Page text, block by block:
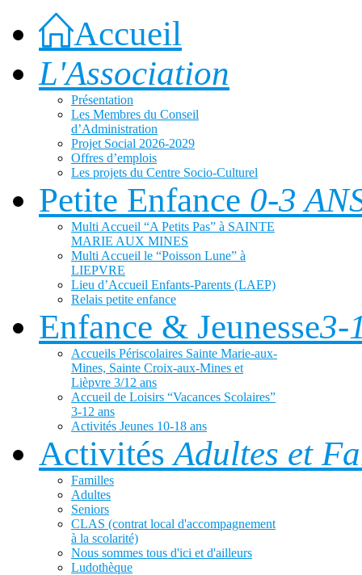
Accueil
L'Association
Présentation
Les Membres du Conseil
d’Administration
Projet Social 2026-2029
Offres d’emplois
Les projets du Centre Socio-Culturel
Petite Enfance 0-3
Multi Accueil “A Petits Pas” à SAINTE
MARIE AUX MINES
Multi Accueil le “Poisson Lune” à
LIEPVRE
Lieu d’Accueil Enfants-Parents (LAEP)
Relais petite enfance
Enfance & Jeunesse3-
Accueils Périscolaires Sainte Marie-aux-
Mines, Sainte Croix-aux-Mines et
Lièpvre 3/12 ans
Accueil de Loisirs “Vacances Scolaires”
3-12 ans
Activités Jeunes 10-18 ans
ActivitésAdultes et
Familles
Adultes
Seniors
CLAS (contrat local d'accompagnement
à la scolarité)
Nous sommes tous d'ici et d'ailleurs
Ludothèque